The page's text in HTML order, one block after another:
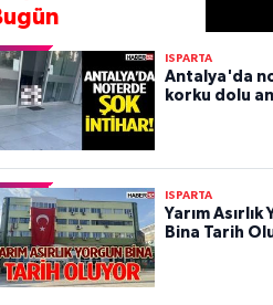
ISPARTA
Antalya'da
korku dolu
ISPARTA
Yarım Asırlık
Bina Tarih